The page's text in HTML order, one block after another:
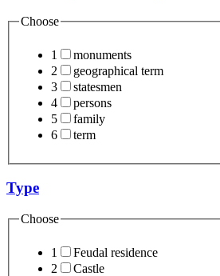
Choose
1
monuments
2
geographical term
3
statesmen
4
persons
5
family
6
term
Type
Choose
1
Feudal residence
2
Castle